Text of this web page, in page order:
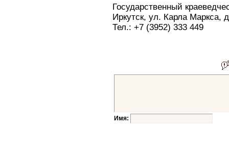
Государственный
Иркутск, ул. Карла Маркса,
Тел.: +7 (3952) 333 449
Имя: